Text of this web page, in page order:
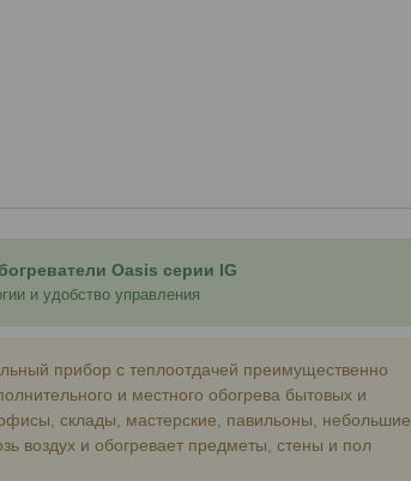
Oasis серии IG
и удобство управления
прибор с теплоотдачей преимущественно
и местного обогрева бытовых и
склады, мастерские, павильоны, небольшие
воздух и обогревает предметы, стены и пол